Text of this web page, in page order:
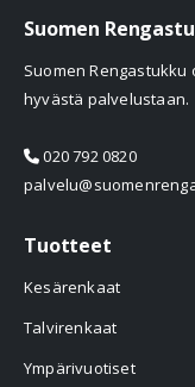
Suomen
Suomen
hyvästä palvelustaan.
020 792 0820
Tuotteet
Kesärenkaat
Talvirenkaat
Ympärivuotiset